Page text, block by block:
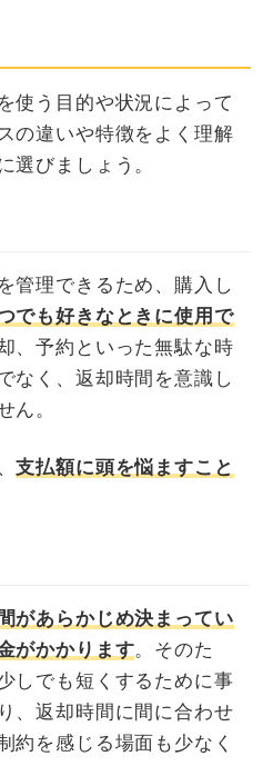
使う目的や状況によって
の違いや特徴をよく理解
選びましょう。
管理できるため、購入し
でも好きなときに使用で
、予約といった無駄な時
なく、返却時間を意識し
ん。
支払額に頭を悩ますこと
があらかじめ決まってい
がかかります。そのた
しでも短くするために事
、返却時間に間に合わせ
約を感じる場面も少なく